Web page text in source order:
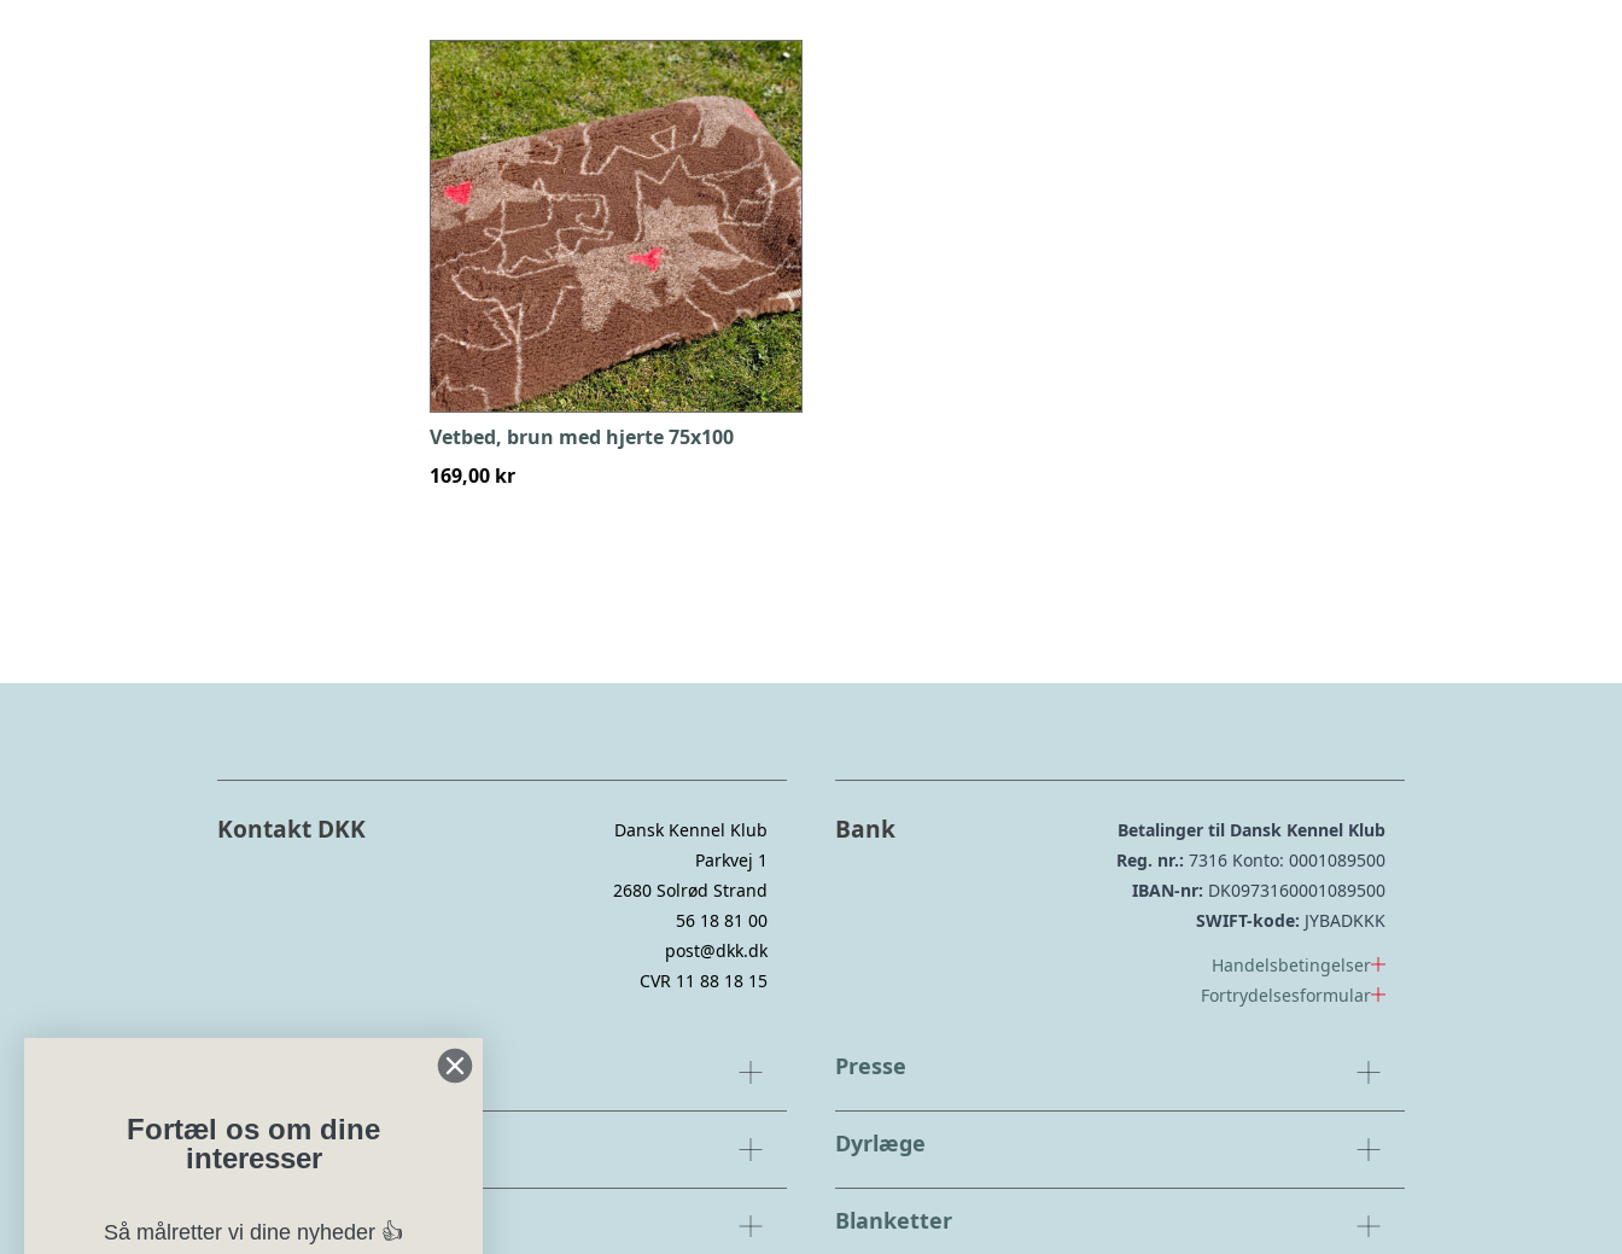
Vetbed, brun med hjerte 75x100
169,00 kr
Kontakt DKK
Dansk Kennel Klub
Parkvej 1
2680 Solrød Strand
56 18 81 00
post@dkk.dk
CVR 11 88 18 15
Bank
Betalinger til Dansk Kennel Klub
Reg. nr.: 7316 Konto: 0001089500
IBAN-nr: DK0973160001089500
SWIFT-kode: JYBADKKK
Handelsbetingelser
Fortrydelsesformular
Presse
Eksteriørdommer Dyrlæge
Regler og instrukser Blanketter
Fortæl os om dine
interesser
Så målretter vi dine nyheder 👍